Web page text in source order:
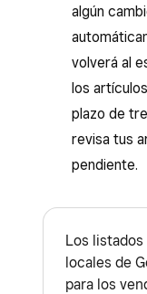
algún
volverá al
los
plazo de
revisa tus
pendiente.
Los
locales de
para los